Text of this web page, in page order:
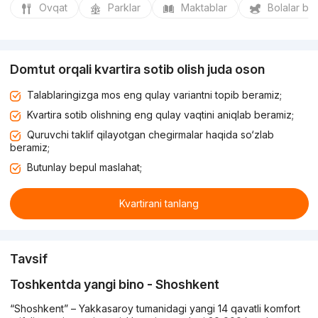
Ovqat Parklar Maktablar Bolalar
Domtut orqali kvartira sotib olish juda oson
Talablaringizga mos eng qulay variantni topib beramiz;
Kvartira sotib olishning eng qulay vaqtini aniqlab beramiz;
Quruvchi taklif qilayotgan chegirmalar haqida so‘zlab
beramiz;
Butunlay bepul maslahat;
Kvartirani tanlang
Tavsif
Toshkentda yangi bino - Shoshkent
“Shoshkent” – Yakkasaroy tumanidagi yangi 14 qavatli komfort